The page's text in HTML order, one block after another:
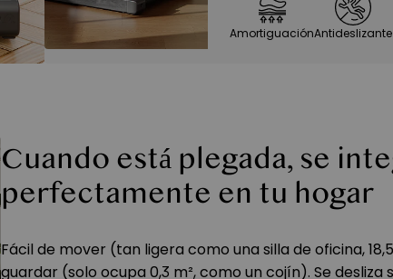
AmortiguaciónAntideslizante
Cuando está plegada, se
perfectamente en tu hogar
Fácil de mover (tan ligera como una silla de oficina,
guardar (solo ocupa 0,3 m², como un cojín). Se desliza